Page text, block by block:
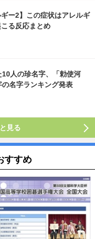
ギー2】この症状はアレルギ
る反応まとめ
人の珍名字、「勅使河
の名字ランキング発表
見る
すすめ